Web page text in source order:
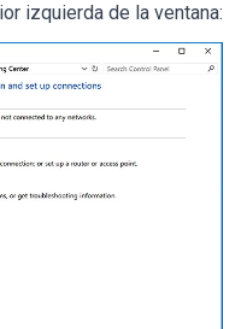
izquierda de la ventana: